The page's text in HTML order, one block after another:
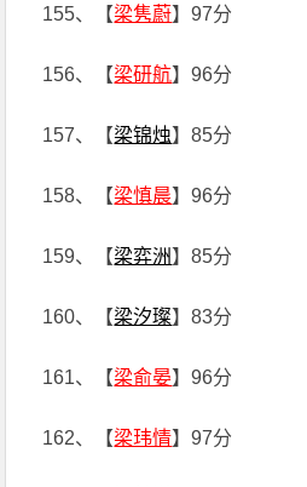
155、【梁隽蔚】97分
156、【梁研航】96分
157、【梁锦烛】85分
158、【梁慎晨】96分
159、【梁弈洲】85分
160、【梁汐璨】83分
161、【梁俞晏】96分
162、【梁玮情】97分